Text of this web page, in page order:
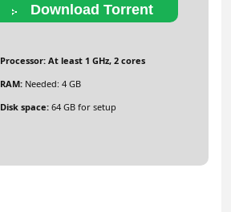
Download Torrent
Processor: At least 1 GHz, 2 cores
RAM: Needed: 4 GB
Disk space: 64 GB for setup